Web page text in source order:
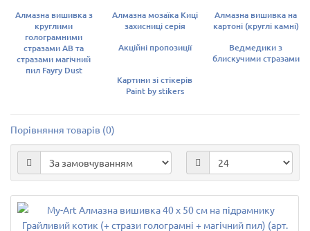
Алмазна вишивка з
круглими
голограмними
стразами AB та
стразами магічний
пил Fayry Dust
Алмазна мозаїка Киці
захисниці серія
Алмазна вишивка на
картоні (круглі камні)
Акційні пропозиції
Ведмедики з
блискучими стразами
Картини зі стікерів
Paint by stikers
Порівняння товарів (0)